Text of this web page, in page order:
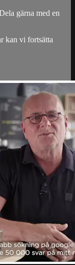
gärna med en
kan vi fortsätta